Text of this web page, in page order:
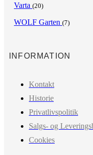
Varta (20)
WOLF Garten (7)
INFORMATION
Kontakt
Historie
Privatlivspolitik
Salgs- og
Cookies